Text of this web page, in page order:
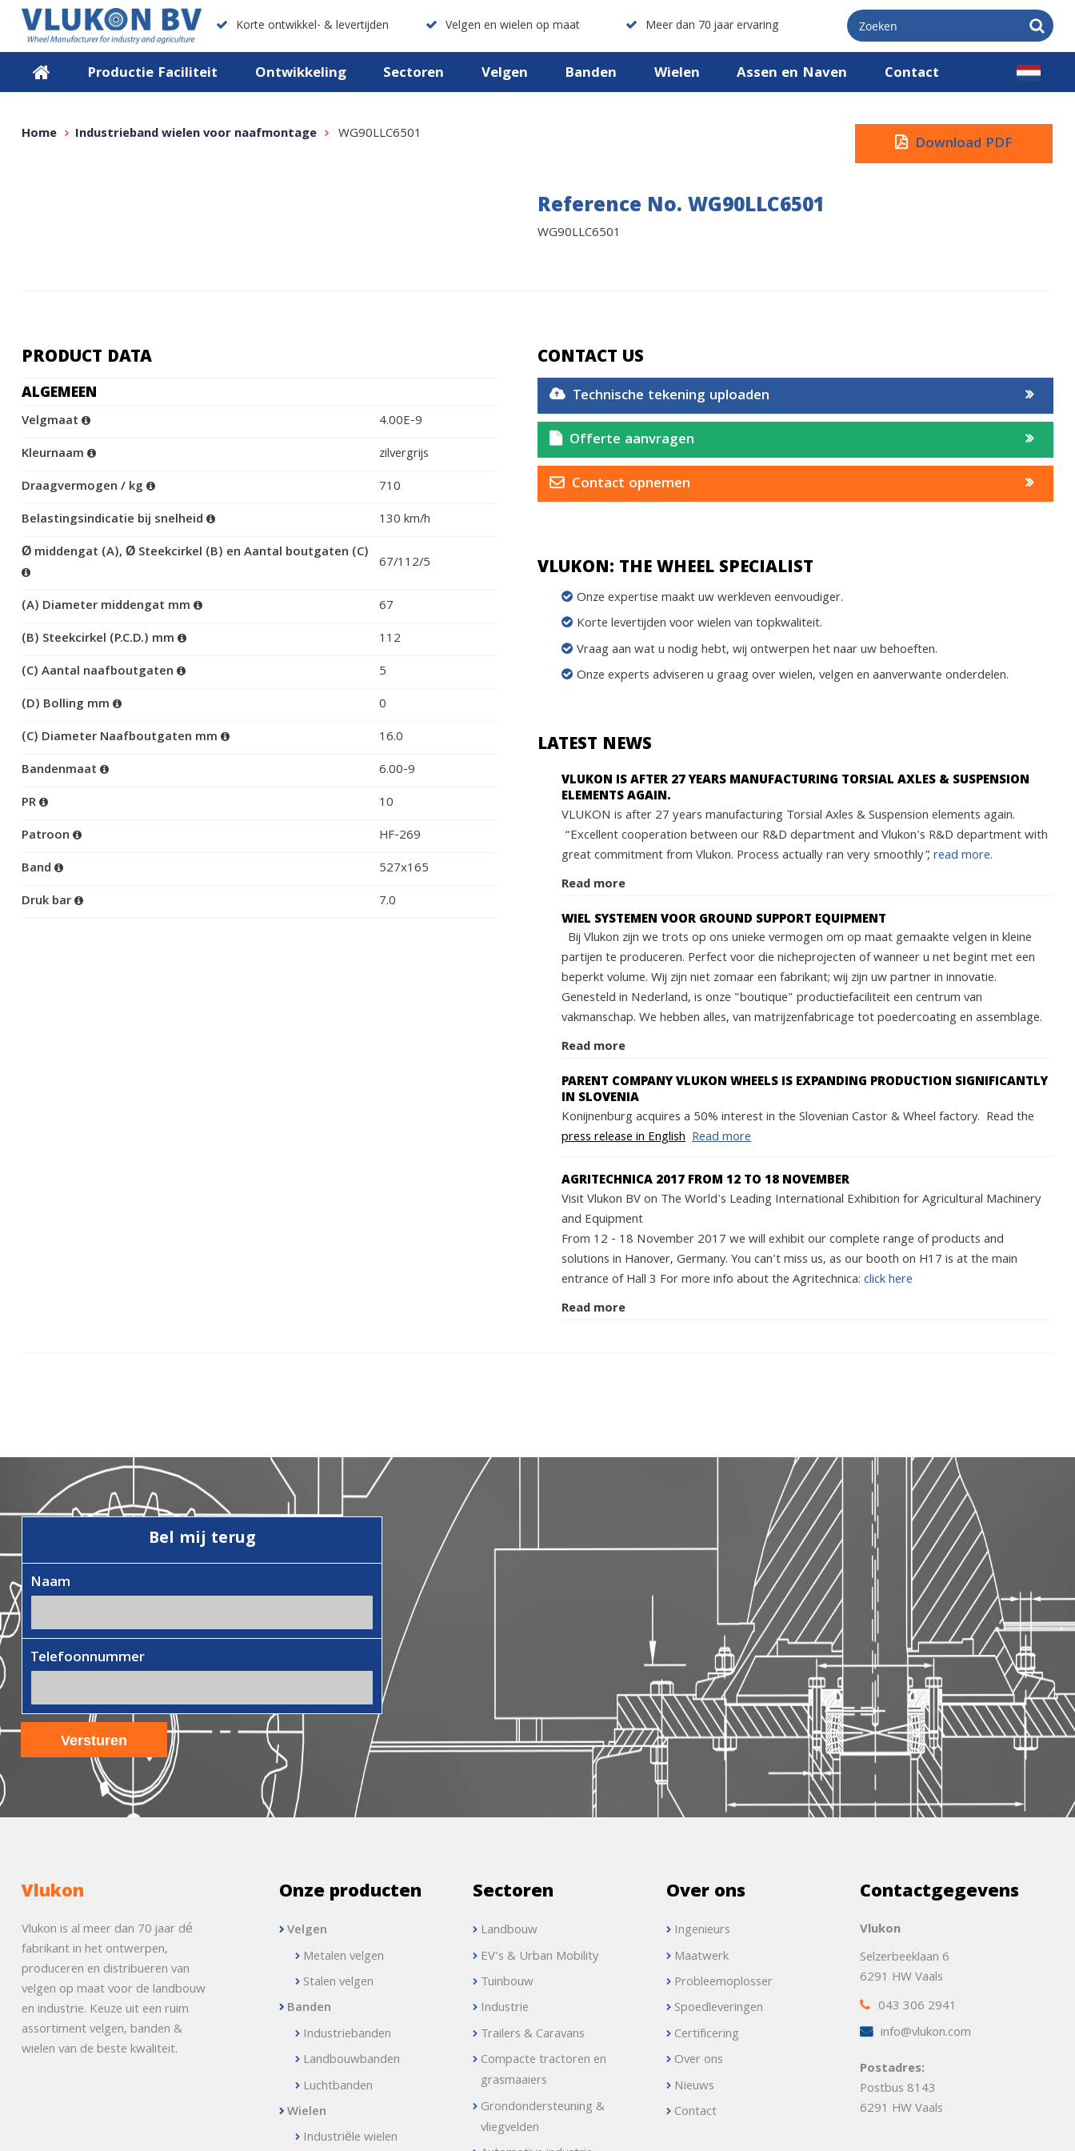
Korte ontwikkel- & levertijden Velgen en wielen op maat Meer dan 70 jaar ervaring
Productie Faciliteit Ontwikkeling Sectoren Velgen Banden Wielen Assen en Naven Contact
Home Industrieband wielen voor naafmontage WG90LLC6501 Download PDF
Reference No. WG90LLC6501
WG90LLC6501
PRODUCT DATA
ALGEMEEN
Velgmaat
4.00E-9
Kleurnaam
zilvergrijs
Draagvermogen / kg
710
Belastingsindicatie bij snelheid
130 km/h
Ø middengat (A), Ø Steekcirkel (B) en Aantal boutgaten (C) 67/112/5
(A) Diameter middengat mm
67
(B) Steekcirkel (P.C.D.) mm
112
(C) Aantal naafboutgaten
5
(D) Bolling mm
0
(C) Diameter Naafboutgaten mm
16.0
Bandenmaat
6.00-9
PR
10
Patroon
HF-269
Band
527x165
Druk bar
7.0
CONTACT US
Technische tekening uploaden
Offerte aanvragen
Contact opnemen
VLUKON: THE WHEEL SPECIALIST
Onze expertise maakt uw werkleven eenvoudiger.
Korte levertijden voor wielen van topkwaliteit.
Vraag aan wat u nodig hebt, wij ontwerpen het naar uw behoeften.
Onze experts adviseren u graag over wielen, velgen en aanverwante onderdelen.
LATEST NEWS
VLUKON IS AFTER 27 YEARS MANUFACTURING TORSIAL AXLES & SUSPENSION
ELEMENTS AGAIN.
VLUKON is after 27 years manufacturing Torsial Axles & Suspension elements again.
“Excellent cooperation between our R&D department and Vlukon's R&D department with
great commitment from Vlukon. Process actually ran very smoothly”,read more.
Read more
WIEL SYSTEMEN VOOR GROUND SUPPORT EQUIPMENT
Bij Vlukon zijn we trots op ons unieke vermogen om op maat gemaakte velgen in kleine
partijen te produceren. Perfect voor die nicheprojecten of wanneer u net begint met een
beperkt volume. Wij zijn niet zomaar een fabrikant; wij zijn uw partner in innovatie.
Genesteld in Nederland, is onze "boutique" productiefaciliteit een centrum van
vakmanschap. We hebben alles, van matrijzenfabricage tot poedercoating en assemblage.
Read more
PARENT COMPANY VLUKON WHEELS IS EXPANDING PRODUCTION SIGNIFICANTLY
IN SLOVENIA
Konijnenburg acquires a 50% interest in the Slovenian Castor & Wheel factory. Read the
press release in English Read more
AGRITECHNICA 2017 FROM 12 TO 18 NOVEMBER
Visit Vlukon BV on The World's Leading International Exhibition for Agricultural Machinery
and Equipment
From 12 - 18 November 2017 we will exhibit our complete range of products and
solutions in Hanover, Germany. You can't miss us, as our booth on H17 is at the main
entrance of Hall 3 For more info about the Agritechnica:click here
Read more
Bel mij terug
Naam
Telefoonnummer
Vlukon
Vlukon is al meer dan 70 jaar dé
fabrikant in het ontwerpen,
produceren en distribueren van
velgen op maat voor de landbouw
en industrie. Keuze uit een ruim
assortiment velgen, banden &
wielen van de beste kwaliteit.
Onze producten
Velgen
Metalen velgen
Stalen velgen
Banden
Industriebanden
Landbouwbanden
Luchtbanden
Wielen
Industriële wielen
Sectoren
Landbouw
EV's & Urban Mobility
Tuinbouw
Industrie
Trailers & Caravans
Compacte tractoren en
grasmaaiers
Grondondersteuning &
vliegvelden
Over ons
Ingenieurs
Maatwerk
Probleemoplosser
Spoedleveringen
Certificering
Over ons
Nieuws
Contact
Contactgegevens
Vlukon
Selzerbeeklaan 6
6291 HW Vaals
043 306 2941
info@vlukon.com
Postadres:
Postbus 8143
6291 HW Vaals